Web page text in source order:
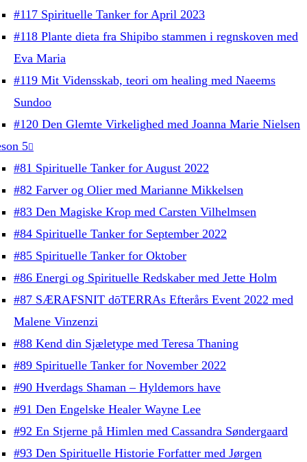
#117 Spirituelle Tanker for April 2023
#118 Plante dieta fra Shipibo stammen i regnskoven med
Eva Maria
#119 Mit Vidensskab, teori om healing med Naeems
Sundoo
#120 Den Glemte Virkelighed med Joanna Marie Nielsen
5
#81 Spirituelle Tanker for August 2022
#82 Farver og Olier med Marianne Mikkelsen
#83 Den Magiske Krop med Carsten Vilhelmsen
#84 Spirituelle Tanker for September 2022
#85 Spirituelle Tanker for Oktober
#86 Energi og Spirituelle Redskaber med Jette Holm
#87 SÆRAFSNIT dōTERRAs Efterårs Event 2022 med
Malene Vinzenzi
#88 Kend din Sjæletype med Teresa Thaning
#89 Spirituelle Tanker for November 2022
#90 Hverdags Shaman – Hyldemors have
#91 Den Engelske Healer Wayne Lee
#92 En Stjerne på Himlen med Cassandra Søndergaard
#93 Den Spirituelle Historie Forfatter med Jørgen